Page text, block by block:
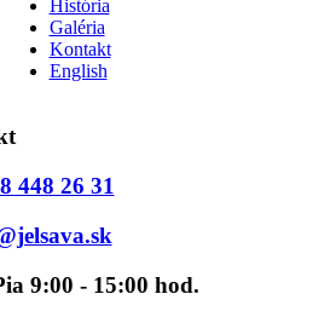
História
Galéria
Kontakt
English
448 26 31
9:00 - 15:00 hod.